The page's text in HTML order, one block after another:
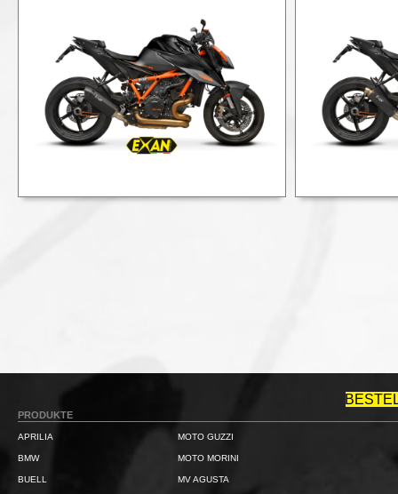
PRODUKTE
APRILIA
BMW
BUELL
MOTO GUZZI
MOTO MORINI
MV AGUSTA